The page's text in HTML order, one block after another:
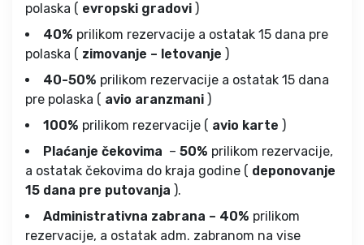
polaska ( evropski gradovi )
40% prilikom rezervacije a ostatak 15 dana pre
polaska ( zimovanje – letovanje )
40-50% prilikom rezervacije a ostatak 15 dana
pre polaska ( avio aranzmani )
100% prilikom rezervacije ( avio karte )
Plaćanje čekovima – 50% prilikom rezervacije,
a ostatak čekovima do kraja godine ( deponovanje
15 dana pre putovanja ).
Administrativna zabrana – 40% prilikom
rezervacije, a ostatak adm. zabranom na vise